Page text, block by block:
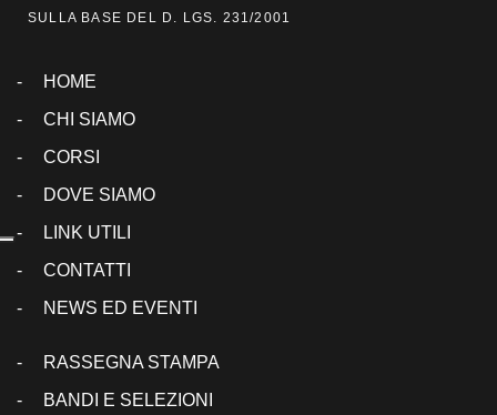
SULLA BASE DEL D. LGS. 231/2001
HOME
CHI SIAMO
CORSI
DOVE SIAMO
LINK UTILI
CONTATTI
NEWS ED EVENTI
RASSEGNA STAMPA
BANDI E SELEZIONI